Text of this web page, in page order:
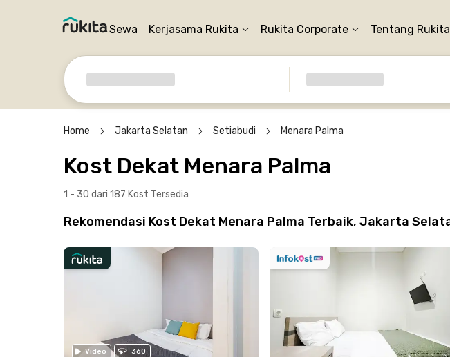
Sewa Kerjasama Rukita Rukita Corporate Tentang Rukita
Home Jakarta Selatan Setiabudi Menara Palma
Kost Dekat Menara Palma
1 - 30 dari 187 Kost Tersedia
Rekomendasi Kost Dekat Menara Palma Terbaik, Jakarta
Video 360